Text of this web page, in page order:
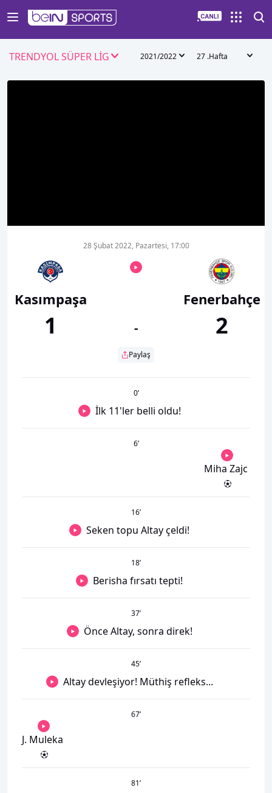
TRENDYOL SÜPER LİG 2021/2022 27 .Hafta
Kasımpaşa
1
28 Şubat 2022, Pazartesi, 17:00
-
Paylaş
Fenerbahçe
2
0’
İlk 11'ler belli oldu!
6’
Miha Zajc
16’
Seken topu Altay çeldi!
18’
Berisha fırsatı tepti!
37’
Önce Altay, sonra direk!
45’
Altay devleşiyor! Müthiş refleks...
67’
J. Muleka
81’